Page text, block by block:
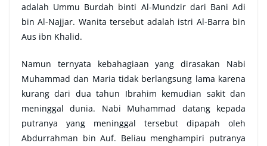
adalah Ummu Burdah binti Al-Mundzir dari Bani Adi
bin Al-Najjar. Wanita tersebut adalah istri Al-Barra bin
Aus ibn Khalid.
Namun ternyata kebahagiaan yang dirasakan Nabi
Muhammad dan Maria tidak berlangsung lama karena
kurang dari dua tahun Ibrahim kemudian sakit dan
meninggal dunia. Nabi Muhammad datang kepada
putranya yang meninggal tersebut dipapah oleh
Abdurrahman bin Auf. Beliau menghampiri putranya